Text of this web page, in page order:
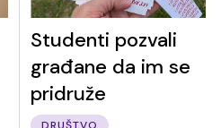
Studenti pozvali
građane da im se
pridruže
DRUŠTVO